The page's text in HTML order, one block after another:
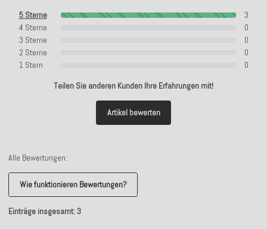
5 Sterne
3
4 Sterne
0
3 Sterne
0
2 Sterne
0
1 Stern
0
Teilen Sie anderen Kunden Ihre Erfahrungen mit!
Artikel bewerten
Alle Bewertungen:
Wie funktionieren Bewertungen?
Einträge insgesamt: 3